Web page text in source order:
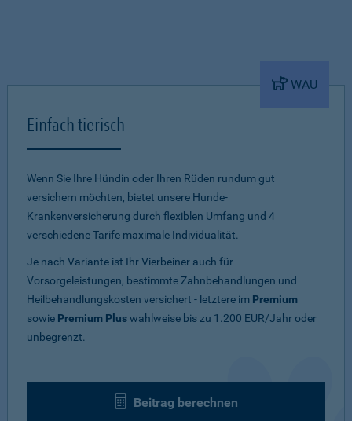
WAU
Einfach tierisch
Wenn Sie Ihre Hündin oder Ihren Rüden rundum gut
versichern möchten, bietet unsere Hunde-
Krankenversicherung durch flexiblen Umfang und 4
verschiedene Tarife maximale Individualität.
Je nach Variante ist Ihr Vierbeiner auch für
Vorsorgeleistungen, bestimmte Zahnbehandlungen und
Heilbehandlungskosten versichert - letztere im Premium
sowie Premium Pluswahlweise bis zu 1.200 EUR/Jahr oder
unbegrenzt.
Beitrag berechnen